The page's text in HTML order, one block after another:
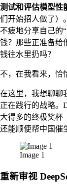
测试和评估模型性
们开始招人做了）
不疲地分享自己的
钱？那些正准备给
钱往水里扔吗？
不，在我看来，恰
在这里，我想聊聊
正在践行的战略。
大得多的终极奖杯
还能顺便帮中国催
Image 1
重新审视